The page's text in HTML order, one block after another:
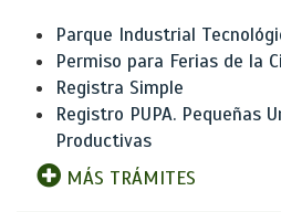
Parque Industrial
Permiso para Ferias de la
Registra Simple
Registro PUPA. Pequeñas
Productivas
MÁS TRÁMITES